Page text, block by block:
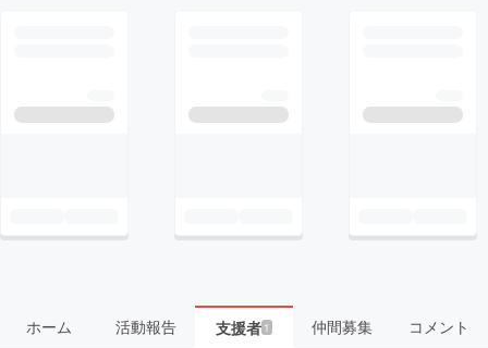
ホーム 活動報告 支援者 1 仲間募集 コメント